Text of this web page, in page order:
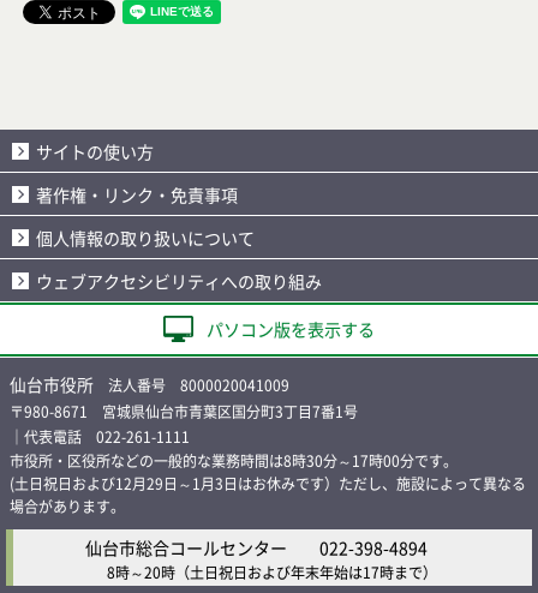
サイトの使い方
著作権・リンク・免責事項
個人情報の取り扱いについて
ウェブアクセシビリティへの取り組み
パソコン版を表示する
仙台市役所 法人番号 8000020041009
〒980-8671 宮城県仙台市青葉区国分町3丁目7番1号
｜代表電話 022-261-1111
市役所・区役所などの一般的な業務時間は8時30分～17時00分です。
(土日祝日および12月29日～1月3日はお休みです）ただし、施設によって異なる
場合があります。
仙台市総合コールセンター 022-398-4894
8時～20時 （土日祝日および年末年始は17時まで）